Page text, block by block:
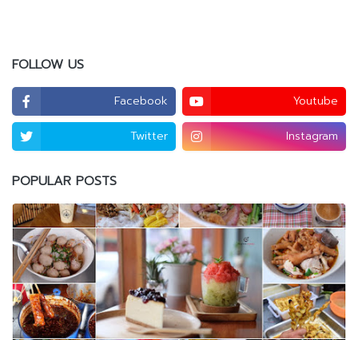
FOLLOW US
Facebook Youtube
Twitter Instagram
POPULAR POSTS